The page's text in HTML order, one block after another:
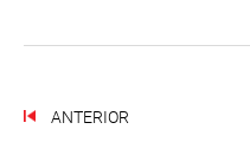
ANTERIOR